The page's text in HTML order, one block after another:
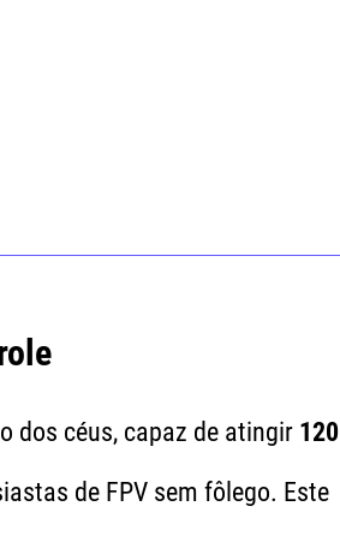
dos céus, capaz de atingir 120
de FPV sem fôlego. Este